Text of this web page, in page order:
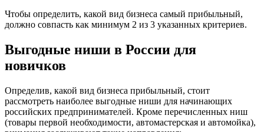
Чтобы определить, какой вид бизнеса самый прибыльный,
должно совпасть как минимум 2 из 3 указанных критериев.
Выгодные ниши в России для
новичков
Определив, какой вид бизнеса прибыльный, стоит
рассмотреть наиболее выгодные ниши для начинающих
российских предпринимателей. Кроме перечисленных ниш
(товары первой необходимости, автомастерская и автомойка),